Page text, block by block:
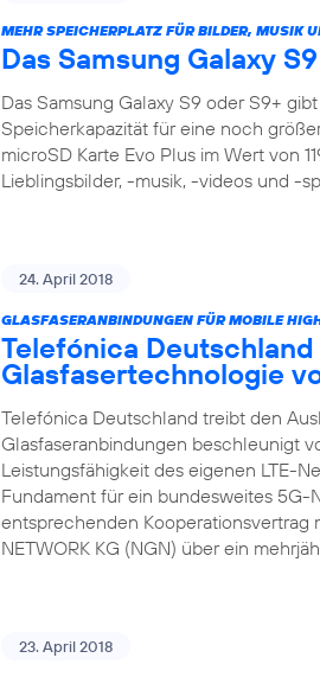
MEHR SPEICHERPLATZ FÜR BILDER, MUSIK
Das Samsung Galaxy
Das Samsung Galaxy S9 oder S9+
Speicherkapazität für eine noch
microSD Karte Evo Plus im Wert von
Lieblingsbilder, -musik, -videos und -
24. April 2018
GLASFASERANBINDUNGEN FÜR MOBILE
Telefónica
Glasfasertechnologie
Telefónica Deutschland treibt den
Glasfaseranbindungen beschleunigt
Leistungsfähigkeit des eigenen LTE-
Fundament für ein bundesweites 5G-
entsprechenden Kooperationsvertrag
NETWORK KG (NGN) über ein
23. April 2018